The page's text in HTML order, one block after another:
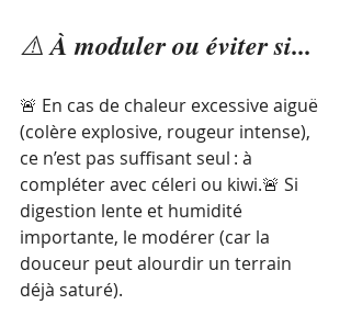
⚠️ À moduler ou éviter si...
🚨 En cas de chaleur excessive aiguë
(colère explosive, rougeur intense),
ce n’est pas suffisant seul : à
compléter avec céleri ou kiwi.🚨 Si
digestion lente et humidité
importante, le modérer (car la
douceur peut alourdir un terrain
déjà saturé).